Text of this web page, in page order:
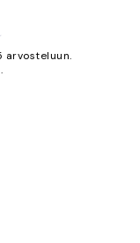
arvosteluun.